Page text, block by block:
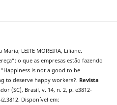
Maria; LEITE MOREIRA, Liliane.
o que as empresas estão fazendo
is not a good to be
to deserve happy workers?. Revista
(SC), Brasil, v. 14, n. 2, p. e3812-
Disponível em: